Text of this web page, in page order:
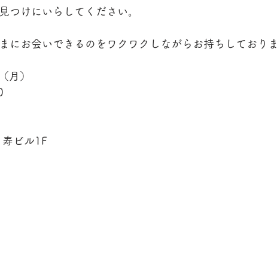
つけにいらしてください。
にお会いできるのをワクワクしながらお持ちしており
月）
ビル1F